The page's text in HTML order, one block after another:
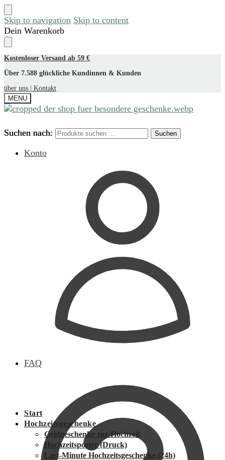
Skip to navigation Skip to content
Dein Warenkorb
Kostenloser Versand ab 59 €
Über 7.588 glückliche Kundinnen & Kunden
über uns |
Kontakt
MENU
Suchen nach: Suchen
Konto
FAQ
Suchen nach: Suchen
Start
Hochzeitsgeschenke
Geldgeschenke zur Hochzeit
Hochzeitsposter (Druck)
Last-Minute Hochzeitsgeschenke (24h)